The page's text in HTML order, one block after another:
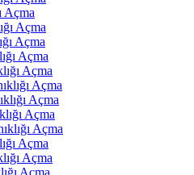
Açma
Açma
Açma
Açma
Açma
Açma
Açma
Açma
Açma
Açma
Açma
Açma